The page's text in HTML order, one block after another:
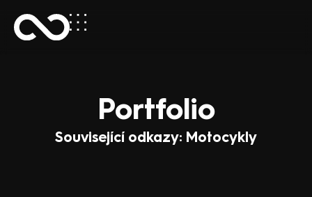
Portfolio
Související odkazy: Motocykly